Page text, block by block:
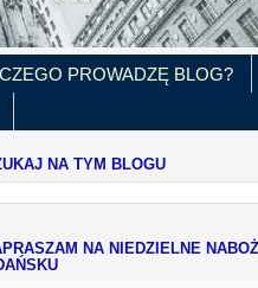
PROWADZĘ BLOG?
NA TYM BLOGU
NA NIEDZIELNE